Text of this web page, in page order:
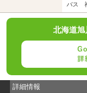
バス
北海道旭
詳細情報